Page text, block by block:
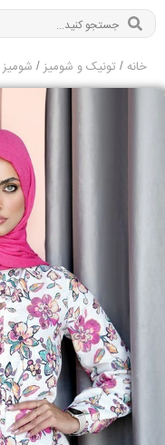
خانه / تونیک و شومیز / شومیز